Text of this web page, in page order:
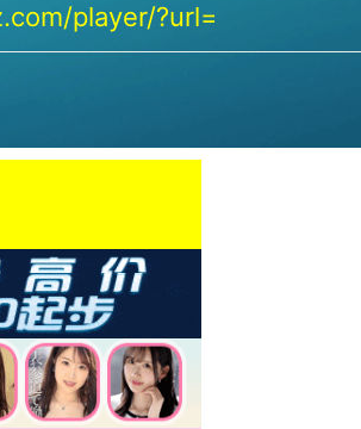
player/?url=